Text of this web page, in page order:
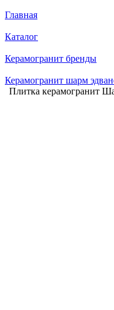
Главная
Каталог
Керамогранит бренды
Керамогранит шарм
Плитка керамогранит